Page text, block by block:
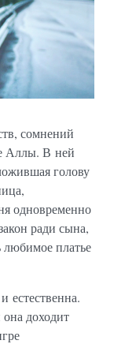
сомнений
Аллы. В ней
голову
одновременно
ради сына,
любимое платье
естественна.
доходит